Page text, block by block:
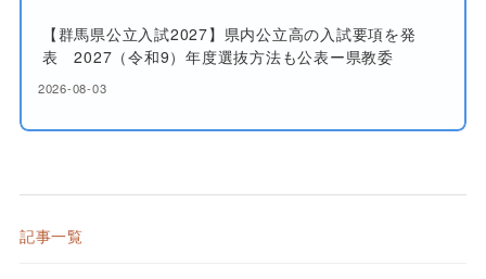
【群馬県公立入試2027】県内公立高の入試要項を発
表 2027（令和9）年度選抜方法も公表ー県教委
2026-08-03
記事一覧